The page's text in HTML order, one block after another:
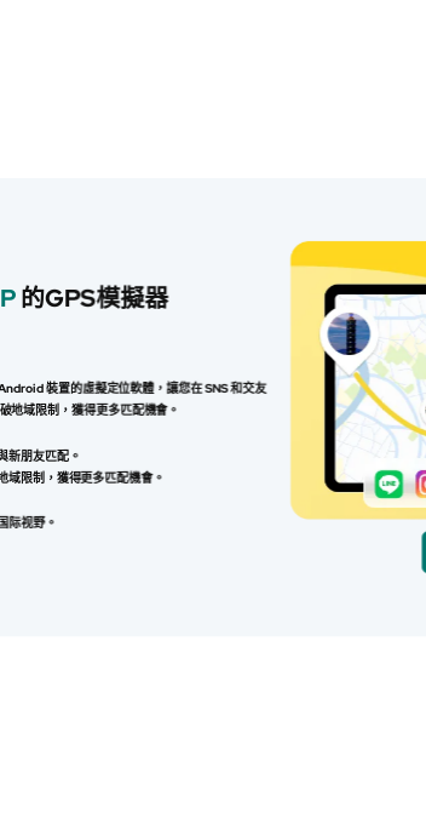
的GPS模擬器
裝置的虛擬定位軟體，讓您在 SNS 和交友
地域限制，獲得更多匹配機會。
新朋友匹配。
域限制，獲得更多匹配機會。
际视野。